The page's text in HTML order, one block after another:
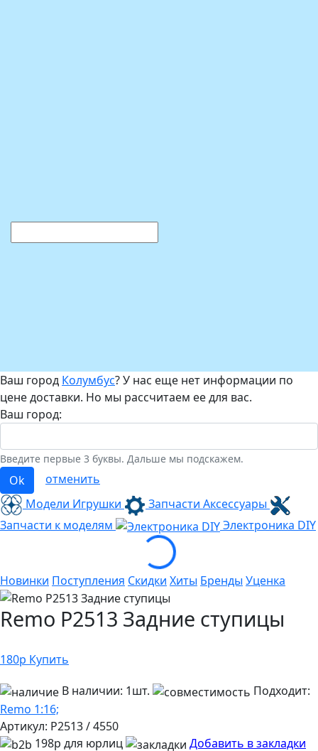
Ваш город Колумбус? У нас еще нет информации по
цене доставки. Но мы рассчитаем ее для вас.
Ваш город:
Введите первые 3 буквы. Дальше мы подскажем.
Ok
отменить
Модели Игрушки
Запчасти Аксессуары
Запчасти к моделям
Электроника DIY
Loading...
Новинки Поступления Скидки Хиты Бренды Уценка
Remo P2513 Задние ступицы
180р Купить
В наличии: 1шт.
Подходит:
Remo 1:16;
Артикул: P2513 / 4550
198р для юрлиц
Добавить в закладки